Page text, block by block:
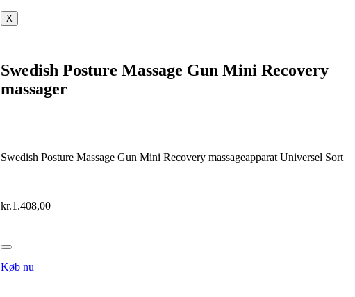
X
Swedish Posture Massage Gun Mini Recovery
massager
Swedish Posture Massage Gun Mini Recovery massageapparat Universel Sort
kr.1.408,00
Køb nu